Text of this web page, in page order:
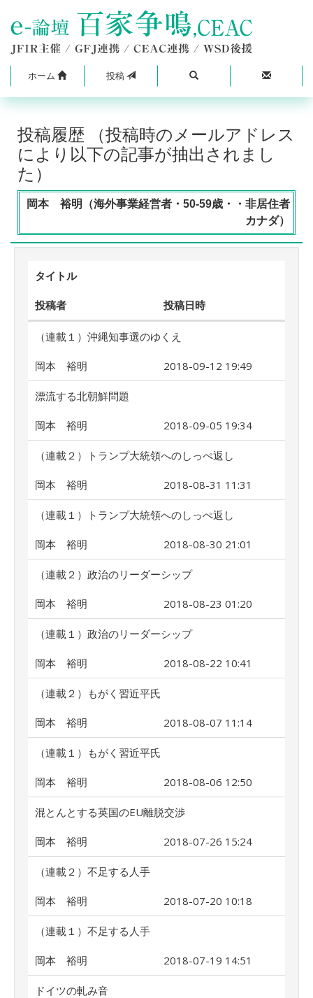
ホーム 投稿
投稿履歴 （投稿時のメールアドレス
により以下の記事が抽出されまし
た）
岡本 裕明（海外事業経営者・50-59歳・・非居住者
カナダ）
タイトル
投稿者 投稿日時
（連載１）沖縄知事選のゆくえ
岡本 裕明 2018-09-12 19:49
漂流する北朝鮮問題
岡本 裕明 2018-09-05 19:34
（連載２）トランプ大統領へのしっぺ返し
岡本 裕明 2018-08-31 11:31
（連載１）トランプ大統領へのしっぺ返し
岡本 裕明 2018-08-30 21:01
（連載２）政治のリーダーシップ
岡本 裕明 2018-08-23 01:20
（連載１）政治のリーダーシップ
岡本 裕明 2018-08-22 10:41
（連載２）もがく習近平氏
岡本 裕明 2018-08-07 11:14
（連載１）もがく習近平氏
岡本 裕明 2018-08-06 12:50
混とんとする英国のEU離脱交渉
岡本 裕明 2018-07-26 15:24
（連載２）不足する人手
岡本 裕明 2018-07-20 10:18
（連載１）不足する人手
岡本 裕明 2018-07-19 14:51
ドイツの軋み音